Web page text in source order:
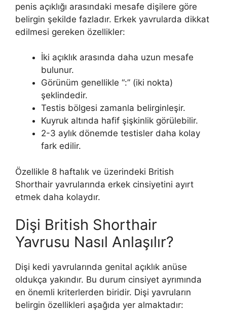
penis açıklığı arasındaki mesafe dişilere göre
belirgin şekilde fazladır. Erkek yavrularda dikkat
edilmesi gereken özellikler:
İki açıklık arasında daha uzun mesafe
bulunur.
Görünüm genellikle “:” (iki nokta)
şeklindedir.
Testis bölgesi zamanla belirginleşir.
Kuyruk altında hafif şişkinlik görülebilir.
2-3 aylık dönemde testisler daha kolay
fark edilir.
Özellikle 8 haftalık ve üzerindeki British
Shorthair yavrularında erkek cinsiyetini ayırt
etmek daha kolaydır.
Dişi British Shorthair
Yavrusu Nasıl Anlaşılır?
Dişi kedi yavrularında genital açıklık anüse
oldukça yakındır. Bu durum cinsiyet ayrımında
en önemli kriterlerden biridir. Dişi yavruların
belirgin özellikleri aşağıda yer almaktadır: